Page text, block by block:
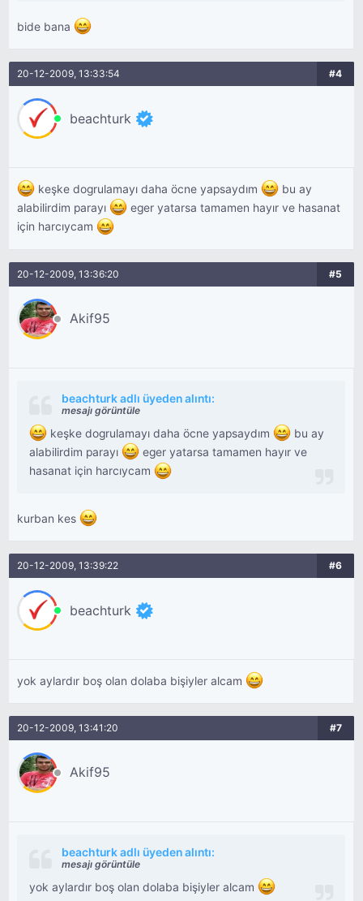
bide bana
20-12-2009, 13:33:54 #4
beachturk
keşke dogrulamayı daha öcne yapsaydım
bu ay
alabilirdim parayı
eger yatarsa tamamen hayır ve hasanat
için harcıycam
20-12-2009, 13:36:20 #5
Akif95
beachturk adlı üyeden alıntı:
mesajı görüntüle
keşke dogrulamayı daha öcne yapsaydım
bu ay
alabilirdim parayı
eger yatarsa tamamen hayır ve
hasanat için harcıycam
kurban kes
20-12-2009, 13:39:22 #6
beachturk
yok aylardır boş olan dolaba bişiyler alcam
20-12-2009, 13:41:20 #7
Akif95
beachturk adlı üyeden alıntı:
mesajı görüntüle
yok aylardır boş olan dolaba bişiyler alcam